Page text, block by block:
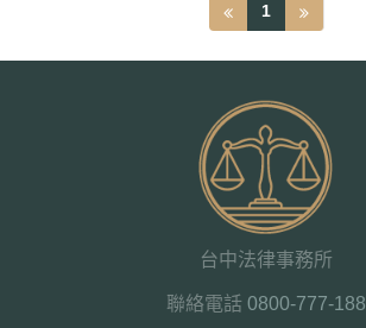
1
台中法律事務所
聯絡電話 0800-777-188